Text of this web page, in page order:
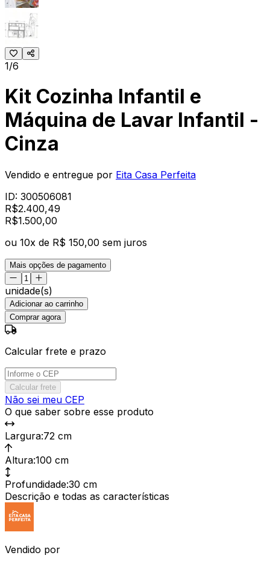
1/6
Kit Cozinha Infantil e
Máquina de Lavar Infantil -
Cinza
Vendido e entregue por Eita Casa Perfeita
ID: 300506081
R$2.400,49
R$1.500,00
ou 10x de R$ 150,00 sem juros
Mais opções de pagamento
unidade(s)
Adicionar ao carrinho
Comprar agora
Calcular frete e prazo
Calcular frete
Não sei meu CEP
O que saber sobre esse produto
Largura:72 cm
Altura:100 cm
Profundidade:30 cm
Descrição e todas as características
Vendido por